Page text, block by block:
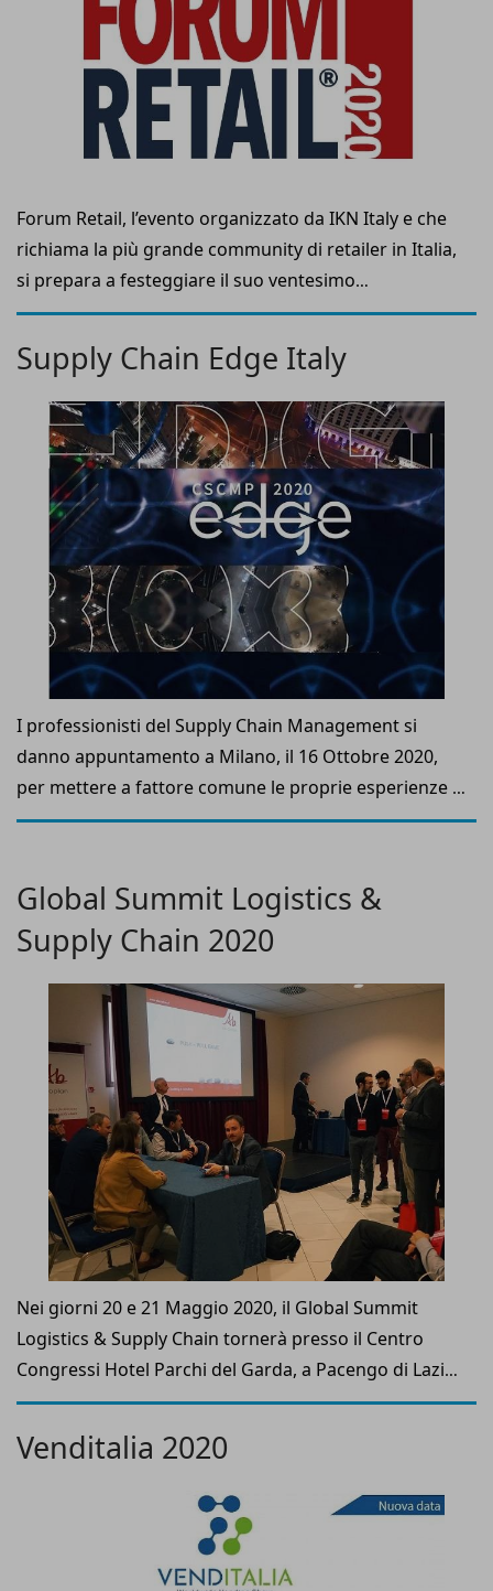
Forum Retail, l’evento organizzato da IKN Italy e che
richiama la più grande community di retailer in Italia,
si prepara a festeggiare il suo ventesimo
compleanno.
Supply Chain Edge Italy
I professionisti del Supply Chain Management si
danno appuntamento a Milano, il 16 Ottobre 2020,
per mettere a fattore comune le proprie esperienze e
competenze: CSCMP Italy Roundtable, infatti, ha
italiano della logistica e dei trasporti.
Global Summit Logistics &
Supply Chain 2020
Nei giorni 20 e 21 Maggio 2020, il Global Summit
Logistics & Supply Chain tornerà presso il Centro
Congressi Hotel Parchi del Garda, a Pacengo di Lazise
(Verona), dopo il positivo debutto dell’anno scorso.
Venditalia 2020